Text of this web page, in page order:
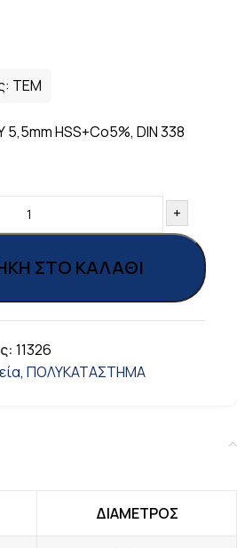
ΤΕΜ
HSS+Co5%, DIN 338
+
ΣΤΟ ΚΑΛΆΘΙ
11326
, ΠΟΛΥΚΑΤΑΣΤΗΜΑ
ΔΙΑΜΕΤΡΟΣ